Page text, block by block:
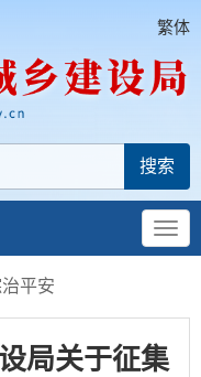
繁体
平安
局关于征集